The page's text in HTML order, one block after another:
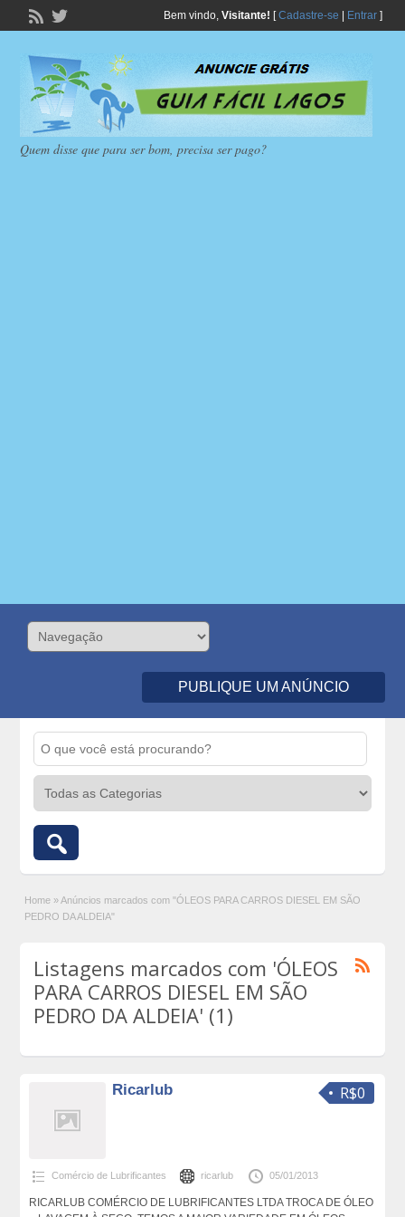
Bem vindo, Visitante! [Cadastre-se Entrar]
Quem disse que para ser bom, precisa ser pago?
PUBLIQUE UM ANÚNCIO
Home » Anúncios marcados com "ÓLEOS PARA CARROS DIESEL EM SÃO
PEDRO DA ALDEIA"
Listagens marcados com 'ÓLEOS
PARA CARROS DIESEL EM SÃO
PEDRO DA ALDEIA' (1)
R$0
Ricarlub
Comércio de Lubrificantes ricarlub 05/01/2013
RICARLUB COMÉRCIO DE LUBRIFICANTES LTDA TROCA DE ÓLEO